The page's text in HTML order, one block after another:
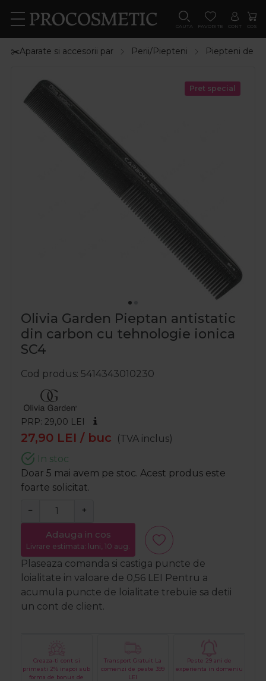
CAUTA FAVORITE CONT COS
✂️Aparate si accesorii par Perii/Piepteni Piepteni de
Pret special
Olivia Garden Pieptan antistatic
din carbon cu tehnologie ionica
SC4
Cod produs 5414343010230
PRP: 29,00 LEI
27,90 LEI / buc
(TVA inclus)
In stoc
Doar 5 mai avem pe stoc. Acest produs este
foarte solicitat.
− +
Adauga in cos
Livrare estimata: luni, 10 aug.
Plaseaza comanda si castiga puncte de
loialitate in valoare de 0,56 LEI Pentru a
acumula puncte de loialitate trebuie sa detii
un cont de client.
Creaza-ti cont si
primesti 2% inapoi sub
forma de bonus de
Transport Gratuit La
comenzi de peste 399
LEI
Peste 29 ani de
experienta in domeniu